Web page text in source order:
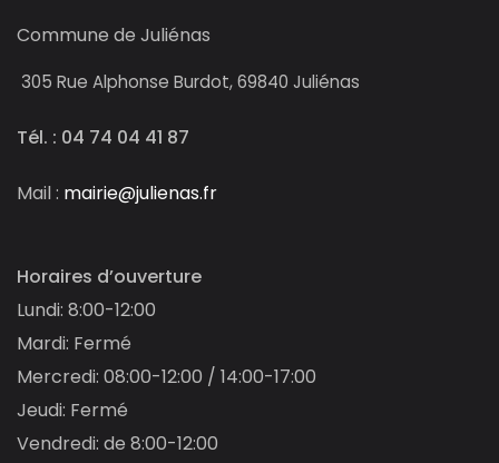
Commune de Juliénas
305 Rue Alphonse Burdot, 69840 Juliénas
Tél. : 04 74 04 41 87
Mail : mairie@julienas.fr
Horaires d’ouverture
Lundi: 8:00-12:00
Mardi: Fermé
Mercredi: 08:00-12:00 / 14:00-17:00
Jeudi: Fermé
Vendredi: de 8:00-12:00